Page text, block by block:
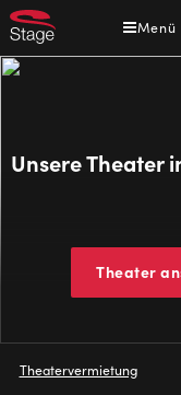
Direkt
zum
Inhalt
Menü
Unsere Theater
Theater
Pfadnavigation
Theatervermietung